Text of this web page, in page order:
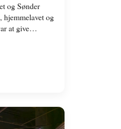
og Sønder
hjemmelavet og
at give